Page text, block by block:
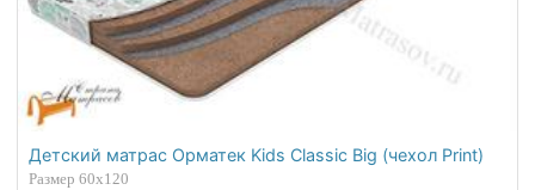
Детский матрас Орматек Kids Classic Big (чехол Print)
Размер 60х120